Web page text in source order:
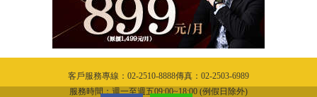
客戶服務專線：02-2510-8888傳真：02-2503-6989
服務時間：週一至週五09:00~18:00 (例假日除外)